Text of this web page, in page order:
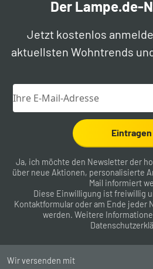
Der Lampe.de-
Jetzt kostenlos
aktuellsten Wohntrends
Eintragen
Ja, ich möchte den Newsletter der
über neue Aktionen, personalisierte
Mail informiert
Diese Einwilligung ist freiwillig
Kontaktformular oder am Ende jeder
werden. Weitere
Wir versenden mit